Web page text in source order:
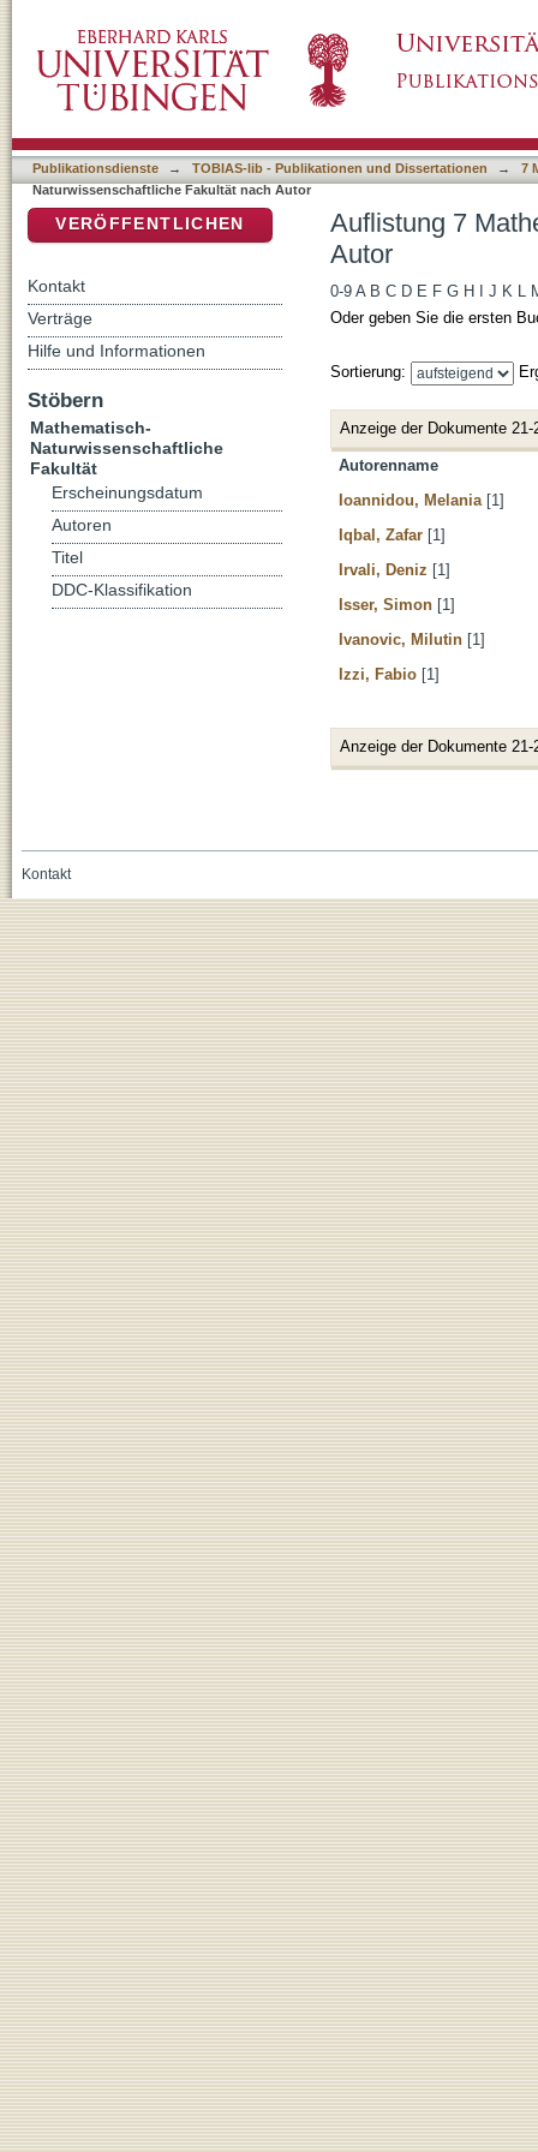
Publikationsdienste → TOBIAS-lib - Publikationen und Dissertationen →
7
Naturwissenschaftliche Fakultät nach Autor
Auflistung 7
Autor
0-9 A B C D E F G H J K L
Oder geben Sie die ersten
Sortierung:
Anzeige der Dokumente 21-
Autorenname
Ioannidou, Melania [1]
Iqbal, Zafar [1]
Irvali, Deniz [1]
Isser, Simon [1]
Ivanovic, Milutin [1]
Izzi, Fabio [1]
Anzeige der Dokumente 21-
VERÖFFENTLICHEN
Kontakt
Verträge
Hilfe und Informationen
Stöbern
Mathematisch-
Naturwissenschaftliche
Fakultät
Erscheinungsdatum
Autoren
Titel
DDC-Klassifikation
Kontakt